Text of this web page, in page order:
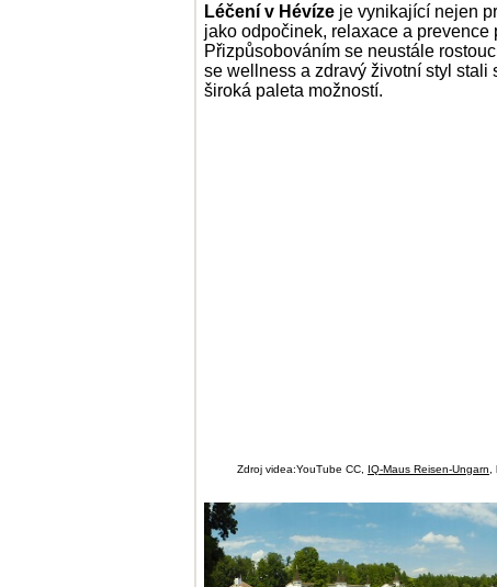
Léčení v Hévíze je vynikající nejen
jako odpočinek, relaxace a prevence
Přizpůsobováním se neustále
se wellness a zdravý životní styl stali
široká paleta možností.
Zdroj videa:YouTube CC, IQ-Maus Reisen-Ungarn,